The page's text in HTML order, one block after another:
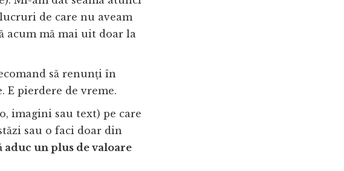
de care nu aveam
acum mă mai uit doar la
să renunți în
E pierdere de vreme.
imagini sau text) pe care
sau o faci doar din
aduc un plus de valoare